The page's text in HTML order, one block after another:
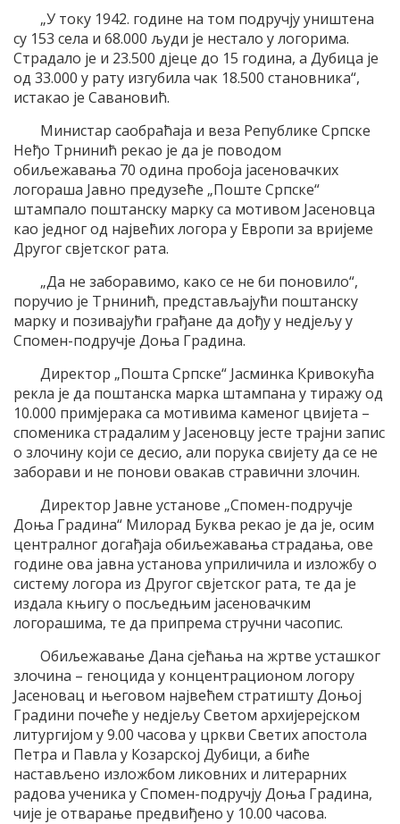
„У току 1942. године на том подручју уништена
су 153 села и 68.000 људи је нестало у логорима.
Страдало је и 23.500 дјеце до 15 година, а Дубица је
од 33.000 у рату изгубила чак 18.500 становника“,
истакао је Савановић.
Министар саобраћаја и веза Републике Српске
Неђо Трнинић рекао је да је поводом
обиљежавања 70 одина пробоја јасеновачких
логораша Јавно предузеће „Поште Српске“
штампало поштанску марку са мотивом Јасеновца
као једног од највећих логора у Европи за вријеме
Другог свјетског рата.
„Да не заборавимо, како се не би поновило“,
поручио је Трнинић, представљајући поштанску
марку и позивајући грађане да дођу у недјељу у
Спомен-подручје Доња Градина.
Директор „Пошта Српске“ Јасминка Кривокућа
рекла је да поштанска марка штампана у тиражу од
10.000 примјерака са мотивима каменог цвијета –
споменика страдалим у Јасеновцу јесте трајни запис
о злочину који се десио, али порука свијету да се не
заборави и не понови овакав стравични злочин.
Директор Јавне установе „Спомен-подручје
Доња Градина“ Милорад Буква рекао је да је, осим
централног догађаја обиљежавања страдања, ове
године ова јавна установа уприличила и изложбу о
систему логора из Другог свјетског рата, те да је
издала књигу о посљедњим јасеновачким
логорашима, те да припрема стручни часопис.
Обиљежавање Дана сјећања на жртве усташког
злочина – геноцида у концентрационом логору
Јасеновац и његовом највећем стратишту Доњој
Градини почеће у недјељу Светом архијерејском
литургијом у 9.00 часова у цркви Светих апостола
Петра и Павла у Козарској Дубици, а биће
настављено изложбом ликовних и литерарних
радова ученика у Спомен-подручју Доња Градина,
чије је отварање предвиђено у 10.00 часова.